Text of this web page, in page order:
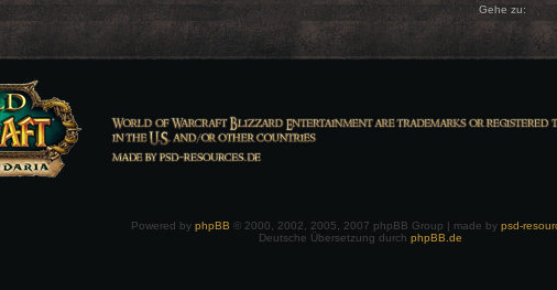
Gehe zu:
Powered by phpBB © 2000, 2002, 2005, 2007 phpBB Group | made by psd-
Deutsche Übersetzung durch phpBB.de